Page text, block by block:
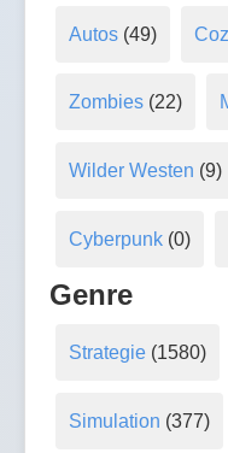
Autos(49)
Zombies(22)
Wilder Westen (9)
Cyberpunk(0)
Genre
Strategie(1580)
Simulation (377)